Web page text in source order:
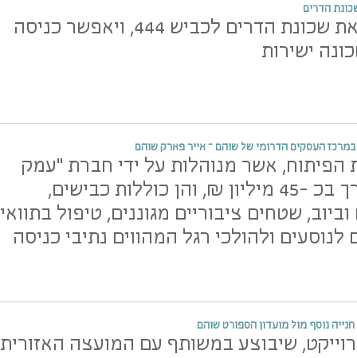
הדרים
הגשר יחבר את שכונת הדרים לכביש 444, ויאפשר כניסה
ישירות
העסקים הדרומי של שוהם – אייר פארק שוהם
היקף עבודות הפיתוח, אשר מנוהלות על ידי חברת "עמק
איילון", מוערך בכ -45 מיליון ₪, והן כוללות כבישים,
שטחים ציבוריים מגוננים, טיפול בתוואי
לנוסעים ולהולכי רגל המהווים נתיבי כניסה
נוסף מול מועדון הספורט שוהם
שיבוצע במשותף עם המועצה האזורית